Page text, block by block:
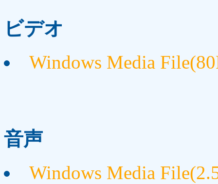
ビデオ
Windows Media
音声
Windows Media